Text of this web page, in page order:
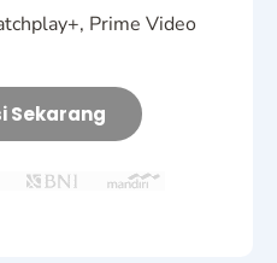
Prime Video
Sekarang